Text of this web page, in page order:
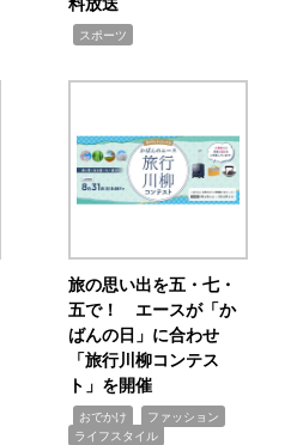
スポーツ
旅の思い出を五・七・
五で！ エースが「か
ばんの日」に合わせ
「旅行川柳コンテス
ト」を開催
おでかけ ファッション
ライフスタイル